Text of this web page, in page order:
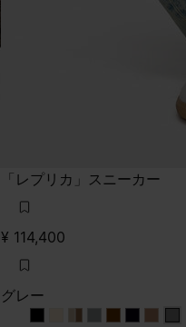
「レプリカ」スニーカー
¥ 114,400
グレー
グレーグレーグレー
グレー
グレー
グレー
グレー
グレグ